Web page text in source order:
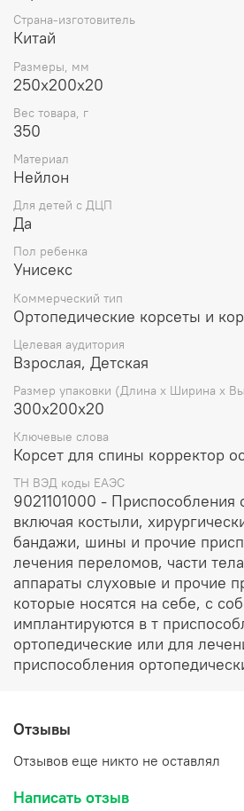
тренажерах. Вы увидите ровную и
через 3 недели !Коррекцию можно
рост и развитие подростков в этот
сформировать правильное
работе за компьютером или
осанки нужный ортопедический
ортез реклинатор полезен всем.
Страна-изготовитель
Китай
Размеры, мм
250х200х20
Вес товара, г
350
Материал
Нейлон
Для детей с ДЦП
Да
Пол ребенка
Унисекс
Коммерческий тип
Ортопедические корсеты и
Целевая аудитория
Взрослая, Детская
Размер упаковки (Длина х Ширина х
300х200х20
Ключевые слова
ТН ВЭД коды ЕАЭС
9021101000 - Приспособления
включая костыли,
бандажи, шины и прочие
лечения переломов, части
аппараты слуховые и прочие
которые носятся на себе, с
имплантируются в т
ортопедические или для
приспособления
Отзывы
Отзывов еще никто не оставлял
Написать отзыв